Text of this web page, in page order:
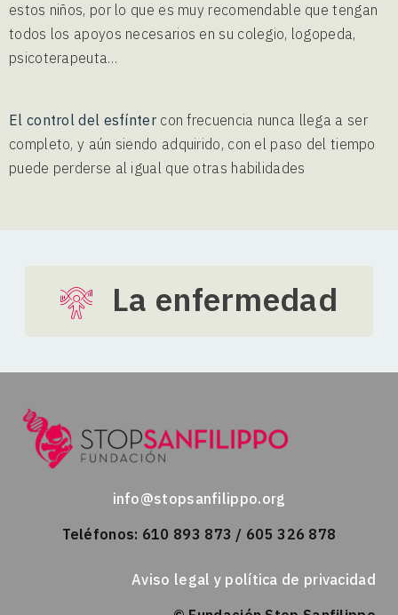
estos niños, por lo que es muy recomendable que tengan
todos los apoyos necesarios en su colegio, logopeda,
psicoterapeuta…
El control del esfíntercon frecuencia nunca llega a ser
completo, y aún siendo adquirido, con el paso del tiempo
puede perderse al igual que otras habilidades
La enfermedad
info@stopsanfilippo.org
Teléfonos: 610 893 873 / 605 326 878
Aviso legal y política de privacidad